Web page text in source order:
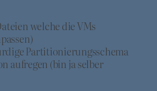
welche die VMs
Partitionierungsschema
aufregen (bin ja selber